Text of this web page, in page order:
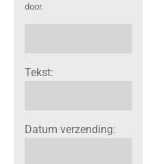
door.
Tekst:
Datum verzending: